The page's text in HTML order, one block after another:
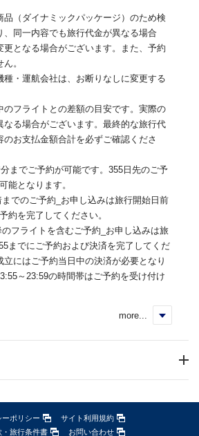
品（ダイナミックパッケージ）のため検
、同一内容でも旅行代金が異なる場合
更となる場合がございます。また、予約
。
種・運航会社は、お断りなしに変更する
のフライトとの差額の目安です。実際の
なる場合がございます。最終的な旅行代
のお支払金額合計を必ずご確認くださ
までご予約が可能です。355日先のご予
能となります。
でのご予約_お申し込みは旅行開始日前
約を完了してください。
フライトを含むご予約_お申し込みは旅
までにご予約および決済を完了してくだ
立にはご予約当日中の決済が必要となり
～23:59の時間帯はご予約を受け付け
more...
ーポリシー
サイト利用規約
・旅行条件書
お問い合わせ